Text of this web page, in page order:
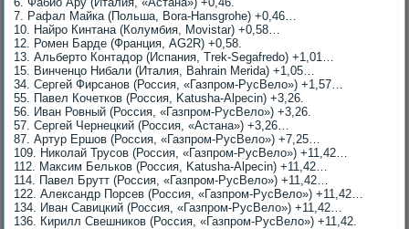
7. Рафал Майка (Польша, Bora-Hansgrohe) +0,46…
10. Найро Кинтана (Колумбия, Movistar) +0,58…
12. Ромен Барде (Франция, AG2R) +0,58.
13. Альберто Контадор (Испания, Trek-Segafredo) +1,01…
15. Винченцо Нибали (Италия, Bahrain Merida) +1,05…
34. Сергей Фирсанов (Россия, «Газпром-РусВело») +1,57…
55. Павел Кочетков (Россия, Katusha-Alpecin) +3,26.
56. Иван Ровный (Россия, «Газпром-РусВело») +3,26.
57. Сергей Чернецкий (Россия, «Астана») +3,26…
87. Артур Ершов (Россия, «Газпром-РусВело») +7,25…
109. Николай Трусов (Россия, «Газпром-РусВело») +11,42…
112. Максим Бельков (Россия, Katusha-Alpecin) +11,42…
114. Павел Брутт (Россия, «Газпром-РусВело») +11,42…
122. Александр Порсев (Россия, «Газпром-РусВело») +11,42…
134. Иван Савицкий (Россия, «Газпром-РусВело») +11,42…
136. Кирилл Свешников (Россия, «Газпром-РусВело») +11,42.